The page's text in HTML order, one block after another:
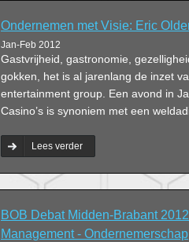
Ondernemen met Visie: Eric
Jan-Feb 2012
Gastvrijheid, gastronomie,
gokken, het is al jarenlang de inzet
entertainment group. Een avond in
Casino’s is synoniem met een
Lees verder
BOB Debat Midden-Brabant
Management - Ondernemerschap